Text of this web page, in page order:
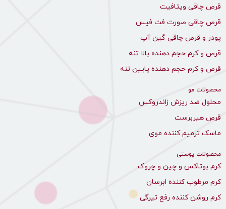
قرص چاقی ویتافیت
قرص چاقی صورت فت فیس
پودر و قرص چاقی گین آپ
قرص و کرم حجم دهنده بالا تنه
قرص و کرم حجم دهنده پایین تنه
محصولات مو
محلول ضد ریزش زاندروکس
قرص هیربرست
ماسک ترمیم کننده موی
محصولات پوستی
کرم بوتاکس و چین و چروک
کرم مرطوب کننده ابرسان
کرم روشن کننده رفع تیرگی